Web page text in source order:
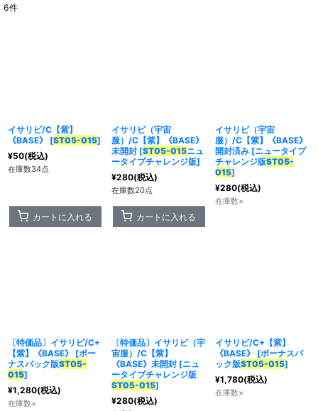
カテゴリ:
特集:
絞り込む
6件
イサリビ/C【紫】
《BASE》
[ST05-015]
¥50(税込)
在庫数34点
カートに入れる
イサリビ（宇宙
服）/C【紫】《BASE》
未開封 [ST05-015ニュ
ータイプチャレンジ版]
¥280(税込)
在庫数20点
カートに入れる
イサリビ（宇宙
服）/C【紫】《BASE》
開封済み [ニュータイプ
チャレンジ版ST05-
015]
¥280(税込)
在庫数×
〔特価品〕イサリビ/C+
【紫】《BASE》
[ボー
ナスパック版ST05-
015]
¥1,280(税込)
在庫数×
〔特価品〕イサリビ（宇
宙服）/C【紫】
《BASE》未開封 [ニュ
ータイプチャレンジ版
ST05-015]
¥280(税込)
イサリビ/C+【紫】
《BASE》
[ボーナスパ
ック版ST05-015]
¥1,780(税込)
在庫数×